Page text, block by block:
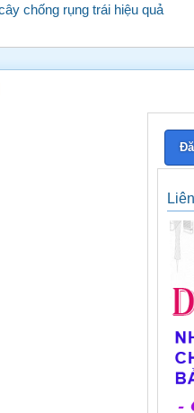
chống rụng trái hiệu quả